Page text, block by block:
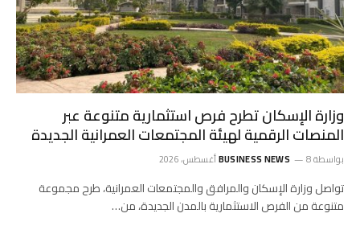
وزارة الإسكان تطرح فرص استثمارية متنوعة عبر
المنصات الرقمية لهيئة المجتمعات العمرانية الجديدة
بواسطة BUSINESS NEWS 8 أغسطس، 2026
تواصل وزارة الإسكان والمرافق والمجتمعات العمرانية، طرح مجموعة
متنوعة من الفرص الاستثمارية بالمدن الجديدة، من…